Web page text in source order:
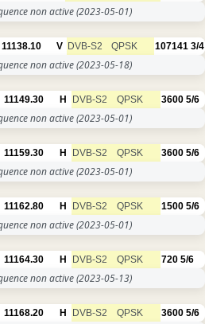
non active(2023-05-01)
11138.10 V DVB-S2 QPSK 107141 3/4
non active(2023-05-18)
11149.30 H DVB-S2 QPSK 3600 5/6
non active(2023-05-01)
11159.30 H DVB-S2 QPSK 3600 5/6
non active(2023-05-01)
11162.80 H DVB-S2 QPSK 1500 5/6
non active(2023-05-01)
11164.30 H DVB-S2 QPSK 720 5/6
non active(2023-05-13)
11168.20 H DVB-S2 QPSK 3600 5/6